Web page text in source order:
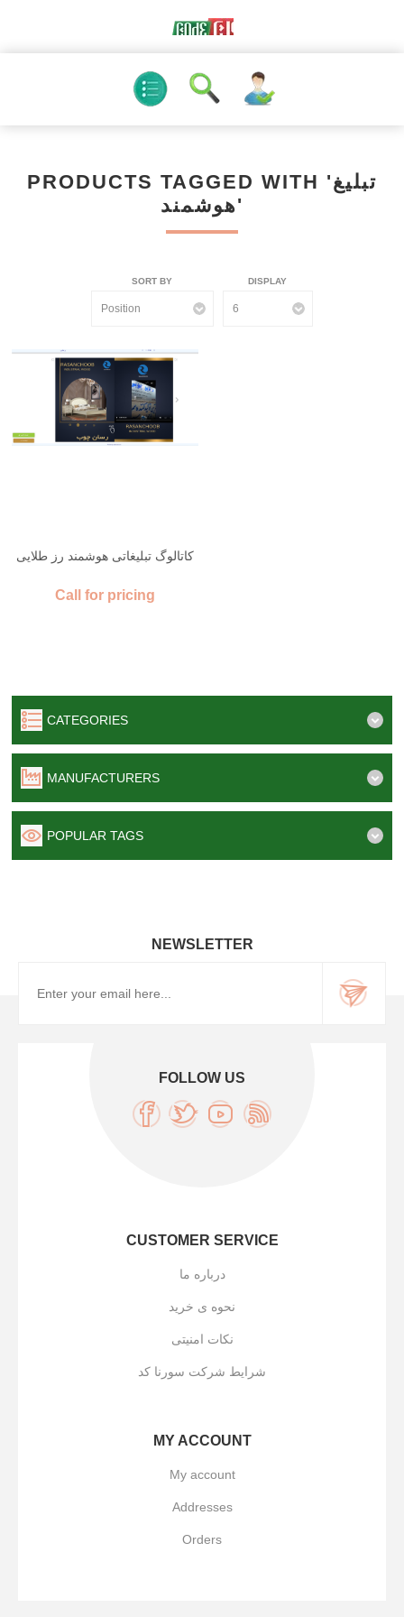
PRODUCTS TAGGED WITH 'تبلیغ
هوشمند'
SORT BY DISPLAY
کاتالوگ تبلیغاتی هوشمند رز طلایی
Call for pricing
CATEGORIES
MANUFACTURERS
POPULAR TAGS
NEWSLETTER
FOLLOW US
CUSTOMER SERVICE
درباره ما
نحوه ی خرید
نکات امنیتی
شرایط شرکت سورنا کد
MY ACCOUNT
My account
Addresses
Orders